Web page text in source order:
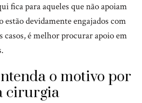
fica para aqueles que não apoiam
estão devidamente engajados com
casos, é melhor procurar apoio em
o motivo por
cirurgia